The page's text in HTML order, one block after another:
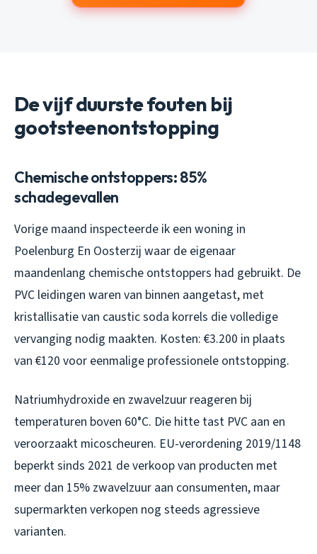
De vijf duurste fouten bij
gootsteenontstopping
Chemische ontstoppers: 85%
schadegevallen
Vorige maand inspecteerde ik een woning in
Poelenburg En Oosterzij waar de eigenaar
maandenlang chemische ontstoppers had gebruikt. De
PVC leidingen waren van binnen aangetast, met
kristallisatie van caustic soda korrels die volledige
vervanging nodig maakten. Kosten: €3.200 in plaats
van €120 voor eenmalige professionele ontstopping.
Natriumhydroxide en zwavelzuur reageren bij
temperaturen boven 60°C. Die hitte tast PVC aan en
veroorzaakt micoscheuren. EU-verordening 2019/1148
beperkt sinds 2021 de verkoop van producten met
meer dan 15% zwavelzuur aan consumenten, maar
supermarkten verkopen nog steeds agressieve
varianten.